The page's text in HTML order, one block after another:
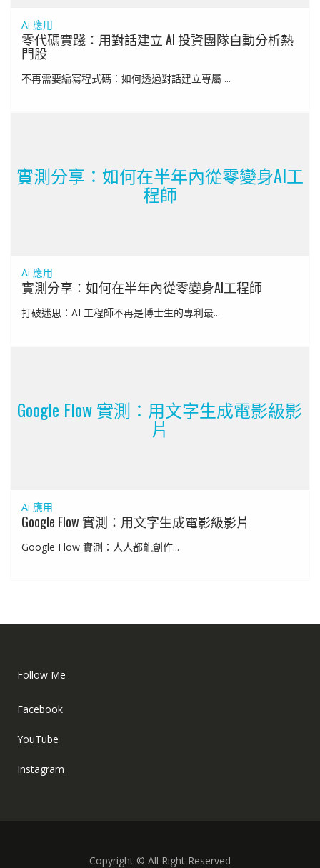
Ai 應用
零代碼實踐：用對話建立 AI 投資團隊自動分析熱
門股
不再需要編寫程式碼：如何透過對話建立專屬 ...
實測分享：如何在半年內從零變身AI工
程師
Ai 應用
實測分享：如何在半年內從零變身AI工程師
打破迷思：AI 工程師不再是博士生的專利最...
Google Flow 實測：用文字生成電影級影
片
Ai 應用
Google Flow 實測：用文字生成電影級影片
Google Flow 實測：人人都能創作...
Follow Me
Facebook
YouTube
Instagram
Copyright © All Right Reserved